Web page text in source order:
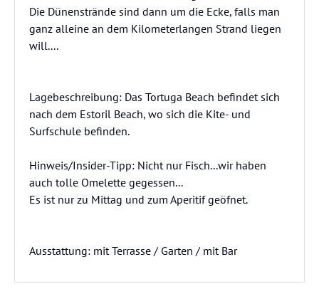
Die Dünenstrände sind dann um die Ecke, falls man
ganz alleine an dem Kilometerlangen Strand liegen
will....
Lagebeschreibung: Das Tortuga Beach befindet sich
nach dem Estoril Beach, wo sich die Kite- und
Surfschule befinden.
Hinweis/Insider-Tipp: Nicht nur Fisch...wir haben
auch tolle Omelette gegessen...
Es ist nur zu Mittag und zum Aperitif geöfnet.
Ausstattung: mit Terrasse / Garten / mit Bar